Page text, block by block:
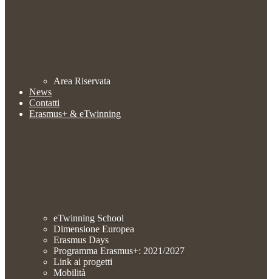
Area Riservata
News
Contatti
Erasmus+ & eTwinning
eTwinning School
Dimensione Europea
Erasmus Days
Programma Erasmus+: 2021/2027
Link ai progetti
Mobilità